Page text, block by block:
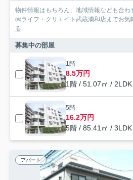
物件情報はもちろん、地域情報なども合わ
㈱ライフ・クリエイト武蔵浦和店までお気
る
募集中の部屋
1階
8.5万円
1階 / 51.07㎡ / 2LDK
5階
16.2万円
5階 / 85.41㎡ / 3LDK
アパート